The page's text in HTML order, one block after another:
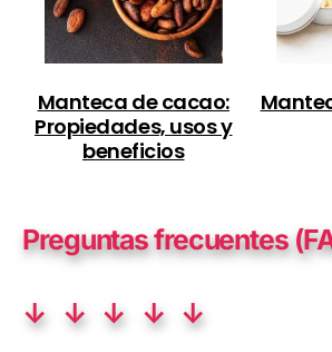
Manteca de cacao:
Propiedades, usos y
beneficios
Preguntas frecuentes
↓ ↓ ↓ ↓ ↓